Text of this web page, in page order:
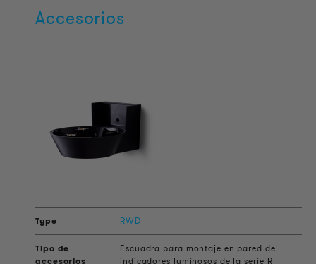
Accesorios
RWD
Escuadra para montaje en pared de
indicadores luminosos de la serie R